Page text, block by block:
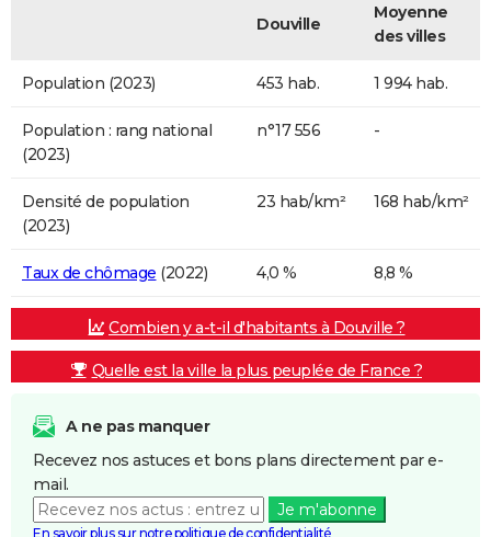
Douville
Moyenne
des villes
Population (2023) 453 hab. 1 994 hab.
Population : rang national
(2023)
n°17 556 -
Densité de population
(2023)
23 hab/km² 168 hab/km²
Taux de chômage (2022) 4,0 % 8,8 %
Combien y a-t-il d'habitants à Douville ?
Quelle est la ville la plus peuplée de France ?
A ne pas manquer
Recevez nos astuces et bons plans directement par e-
mail.
Je m'abonne
En savoir plus sur notre politique de confidentialité